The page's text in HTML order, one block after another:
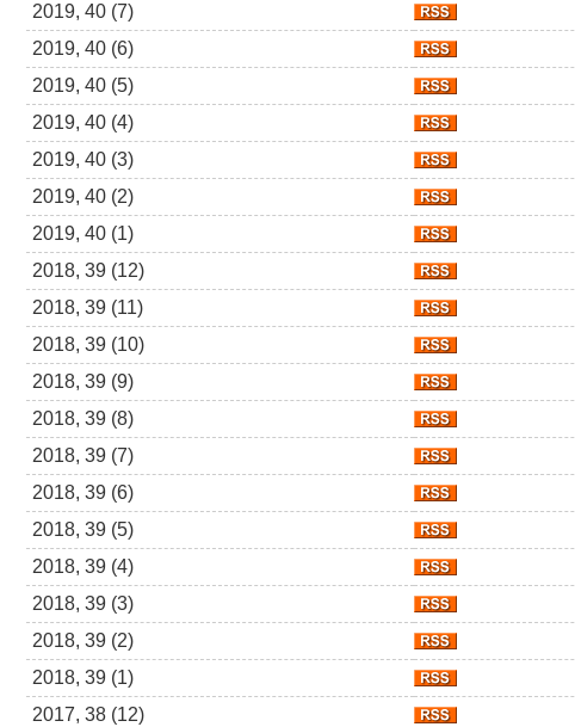
2019, 40 (7)
2019, 40 (6)
2019, 40 (5)
2019, 40 (4)
2019, 40 (3)
2019, 40 (2)
2019, 40 (1)
2018, 39 (12)
2018, 39 (11)
2018, 39 (10)
2018, 39 (9)
2018, 39 (8)
2018, 39 (7)
2018, 39 (6)
2018, 39 (5)
2018, 39 (4)
2018, 39 (3)
2018, 39 (2)
2018, 39 (1)
2017, 38 (12)